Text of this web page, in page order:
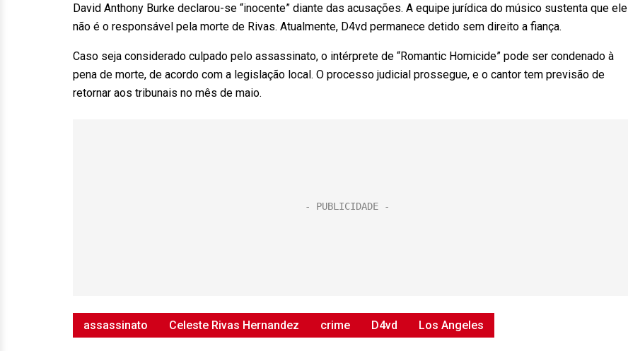
David Anthony Burke declarou-se “inocente” diante das acusações. A equipe jurídica do músico sustenta que ele
não é o responsável pela morte de Rivas. Atualmente, D4vd permanece detido sem direito a fiança.
Caso seja considerado culpado pelo assassinato, o intérprete de “Romantic Homicide” pode ser condenado à
pena de morte, de acordo com a legislação local. O processo judicial prossegue, e o cantor tem previsão de
retornar aos tribunais no mês de maio.
assassinato Celeste Rivas Hernandez crime D4vd Los Angeles